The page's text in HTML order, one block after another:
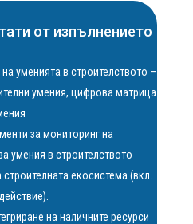
от изпълнението
уменията в строителството –
умения, цифрова матрица
за мониторинг на
умения в строителството
екосистема (вкл.
на наличните ресурси